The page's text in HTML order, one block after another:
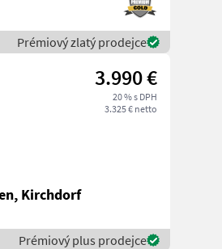
Prémiový zlatý prodejce
3.990 €
20 % s DPH
3.325 € netto
Kirchdorf
Prémiový plus prodejce